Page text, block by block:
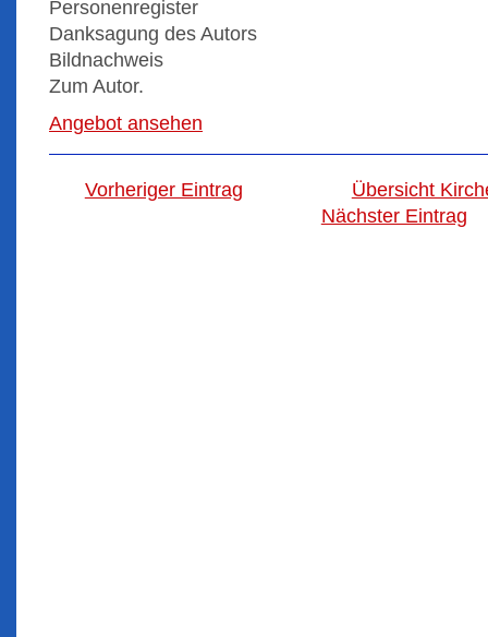
Personenregister
Danksagung des Autors
Bildnachweis
Zum Autor.
Angebot ansehen
Vorheriger Eintrag
Übersicht
Nächster Eintrag